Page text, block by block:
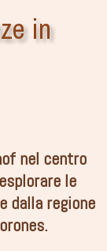
in
nel centro
le
dalla regione